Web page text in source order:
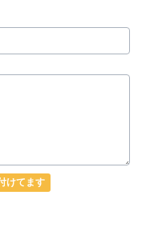
けてます